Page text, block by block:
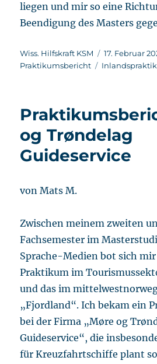
liegen und mir so eine
Beendigung des Masters
Autor
Wiss. Hilfskraft KSM
Veröffentlicht
am
17. Februar
Praktikumsbericht
Schlagwörter
og Trøndelag
Guideservice
von Mats M.
Zwischen meinem zweiten
Fachsemester im
Sprache-Medien bot sich mir
Praktikum im
und das im
„Fjordland“. Ich bekam ein
bei der Firma „Møre og
Guideservice“, die
für Kreuzfahrtschiffe plant